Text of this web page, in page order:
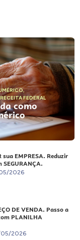
,
RECEITA FEDERAL
como
sua EMPRESA. Reduzir
SEGURANÇA.
2026
DE VENDA. Passo a
PLANILHA
2026